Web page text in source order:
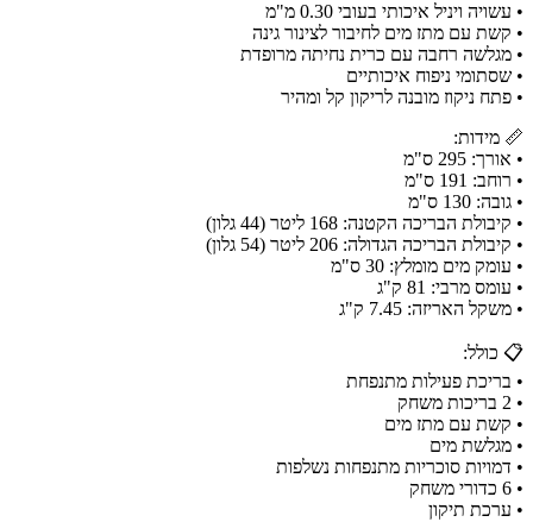
• עשויה ויניל איכותי בעובי 0.30 מ"מ
• קשת עם מתז מים לחיבור לצינור גינה
• מגלשה רחבה עם כרית נחיתה מרופדת
• שסתומי ניפוח איכותיים
• פתח ניקוז מובנה לריקון קל ומהיר
📏 מידות:
• אורך: 295 ס"מ
• רוחב: 191 ס"מ
• גובה: 130 ס"מ
• קיבולת הבריכה הקטנה: 168 ליטר (44 גלון)
• קיבולת הבריכה הגדולה: 206 ליטר (54 גלון)
• עומק מים מומלץ: 30 ס"מ
• עומס מרבי: 81 ק"ג
• משקל האריזה: 7.45 ק"ג
📋 כולל:
• בריכת פעילות מתנפחת
• 2 בריכות משחק
• קשת עם מתז מים
• מגלשת מים
• דמויות סוכריות מתנפחות נשלפות
• 6 כדורי משחק
• ערכת תיקון